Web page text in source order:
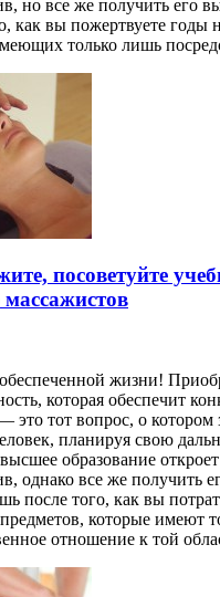
но все же получить его
как вы пожертвуете годы
только лишь
посоветуйте
жизни!
которая обеспечит
это тот вопрос, о котором
планируя свою
образование
однако все же получить
после того, как вы
которые имеют
отношение к той